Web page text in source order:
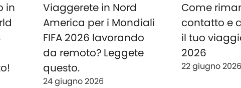
in
Viaggerete in Nord
America per i Mondiali
FIFA 2026 lavorando
da remoto? Leggete
questo.
24 giugno 2026
Come
contatto e
il tuo
2026
22 giugno 2026